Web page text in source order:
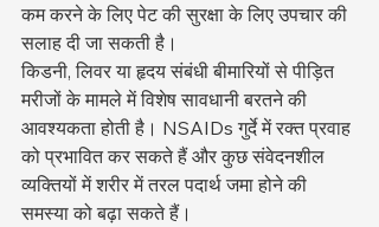
कम करने के लिए पेट की सुरक्षा के लिए उपचार की
सलाह दी जा सकती है।
किडनी, लिवर या हृदय संबंधी बीमारियों से पीड़ित
मरीजों के मामले में विशेष सावधानी बरतने की
आवश्यकता होती है। NSAIDs गुर्दे में रक्त प्रवाह
को प्रभावित कर सकते हैं और कुछ संवेदनशील
व्यक्तियों में शरीर में तरल पदार्थ जमा होने की
समस्या को बढ़ा सकते हैं।